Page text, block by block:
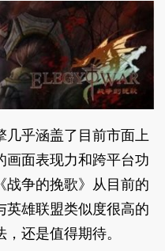
乎涵盖了目前市面上
画面表现力和跨平台功
战争的挽歌》从目前的
英雄联盟类似度很高的
还是值得期待。